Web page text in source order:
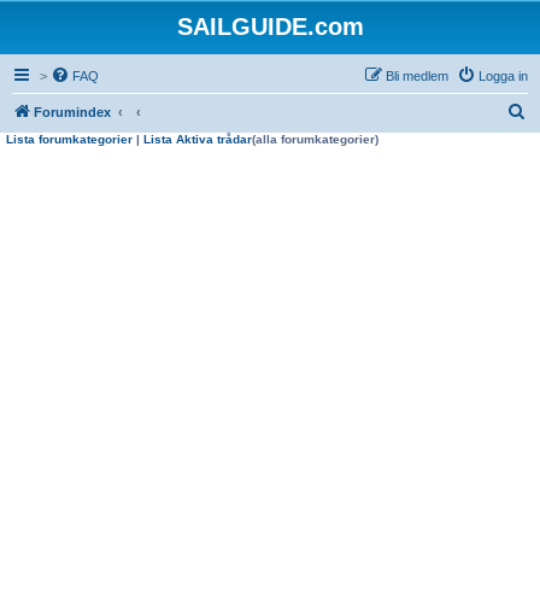
SAILGUIDE.com
> FAQ Logga in
Bli medlem
Forumindex
Lista forumkategorier | Lista Aktiva trådar(alla forumkategorier)